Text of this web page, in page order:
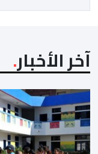
آخر الأخبار